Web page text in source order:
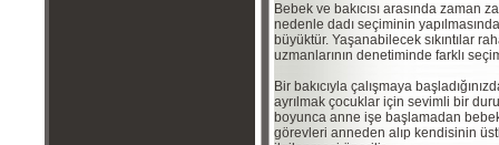
Bebek ve bakıcısı arasında zaman
nedenle dadı seçiminin
büyüktür. Yaşanabilecek sıkıntılar
uzmanlarının denetiminde farklı
Bir bakıcıyla çalışmaya
ayrılmak çocuklar için sevimli bir
boyunca anne işe başlamadan
görevleri anneden alıp kendisinin